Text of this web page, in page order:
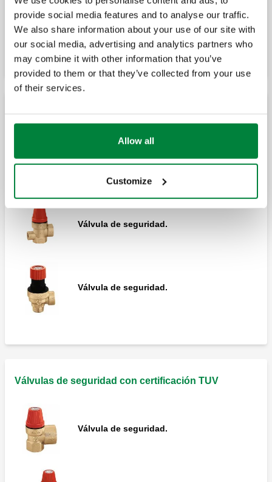
provide social media features and to analyse our traffic.
We also share information about your use of our site with
our social media, advertising and analytics partners who
may combine it with other information that you’ve
provided to them or that they’ve collected from your use
of their services.
Allow all
Customize
Válvula de seguridad convencional
certificada, conexiones hembra - hembra.
Válvula de seguridad convencional
Colector de descarga tipo cubeta.
Válvulas de seguridad certificadas NF
Válvula de seguridad.
Válvula de seguridad.
Válvula de seguridad.
Válvulas de seguridad con certificación TUV
Válvula de seguridad.